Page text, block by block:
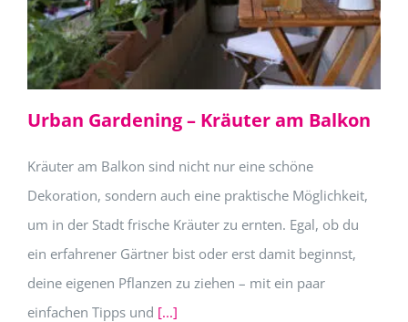
Urban Gardening – Kräuter am Balkon
Kräuter am Balkon sind nicht nur eine schöne
Dekoration, sondern auch eine praktische Möglichkeit,
um in der Stadt frische Kräuter zu ernten. Egal, ob du
ein erfahrener Gärtner bist oder erst damit beginnst,
deine eigenen Pflanzen zu ziehen – mit ein paar
einfachen Tipps und [...]